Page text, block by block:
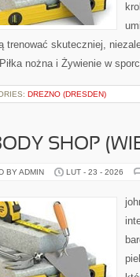
trenować skuteczniej,
nożna i Żywienie w
DREZNO (DRESDEN)
SHOP
BY ADMIN LUT - 23 - 2026